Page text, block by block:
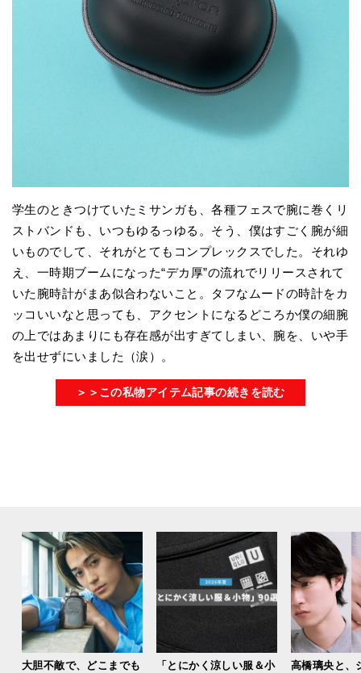
学生のときつけていたミサンガも、各種フェスで腕に巻くリ
ストバンドも、いつもゆるっゆる。そう、僕はすごく腕が細
いものでして、それがとてもコンプレックスでした。それゆ
え、一時期ブームになった“デカ厚”の流れでリリースされて
いた腕時計がまあ似合わないこと。タフなムードの時計をカ
ッコいいなと思っても、アクセントになるどころか僕の細腕
の上ではあまりにも存在感が出すぎてしまい、腕を、いや手
を出せずにいました（涙）。
＞＞この私物アイテム記事の続きを読む
大胆不敵で、どこまでも 「とにかく涼しい服＆小 高橋璃央と、